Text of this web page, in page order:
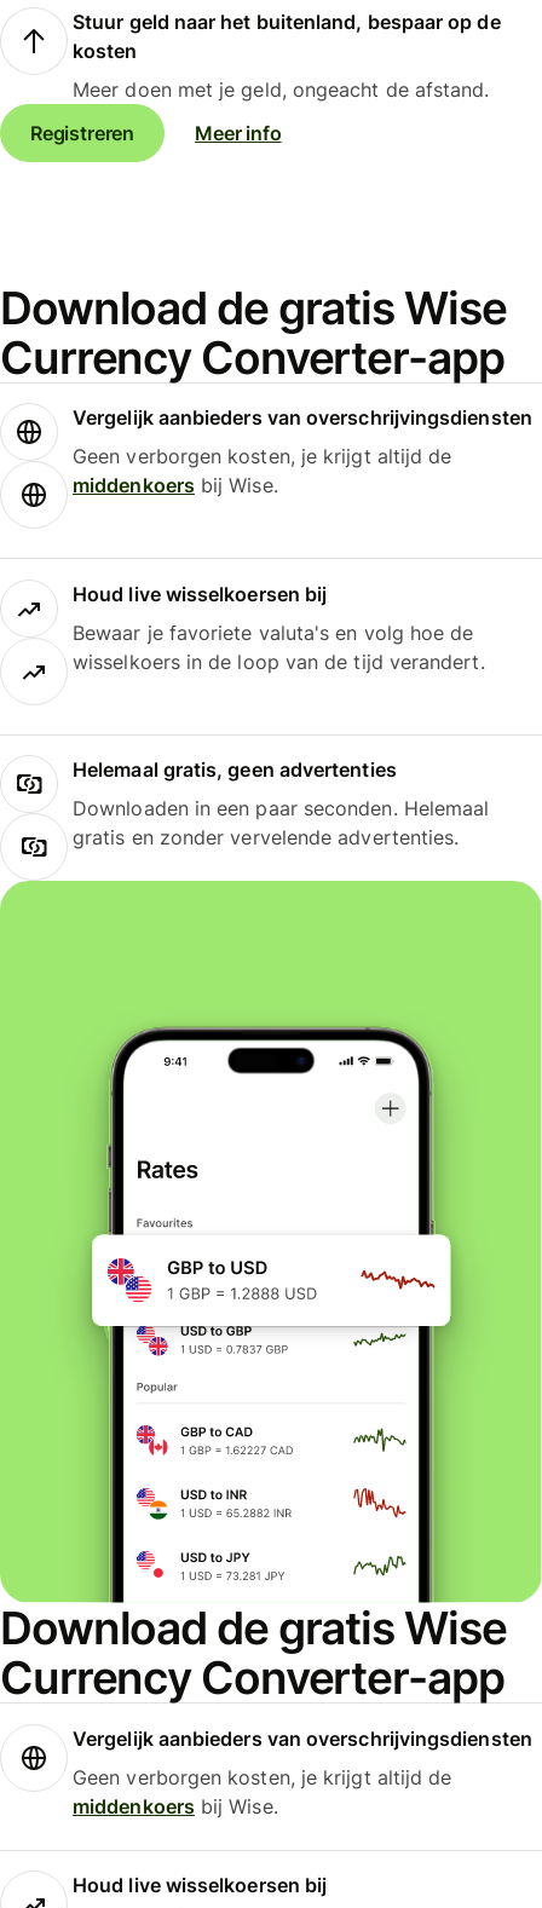
Stuur geld naar het buitenland, bespaar op de
kosten
Meer doen met je geld, ongeacht de afstand.
Registreren
Meer info
Download de gratis Wise
Currency Converter-app
Vergelijk aanbieders van overschrijvingsdiensten
Geen verborgen kosten, je krijgt altijd de
middenkoersbij Wise.
Houd live wisselkoersen bij
Bewaar je favoriete valuta's en volg hoe de
wisselkoers in de loop van de tijd verandert.
Helemaal gratis, geen advertenties
Downloaden in een paar seconden. Helemaal
gratis en zonder vervelende advertenties.
Download de gratis Wise
Currency Converter-app
Vergelijk aanbieders van overschrijvingsdiensten
Geen verborgen kosten, je krijgt altijd de
middenkoersbij Wise.
Houd live wisselkoersen bij